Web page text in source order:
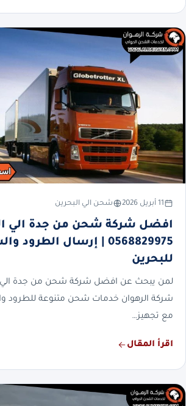
11 أبريل 2026 شحن الي البحرين
افضل شركة شحن من جدة الي
0568829975 | إرسال
للبحرين
لمن يبحث عن افضل شركة شحن من جدة الي
شركة الرهوان خدمات شحن متنوعة للطرود
مع تجهيز…
اقرأ المقال